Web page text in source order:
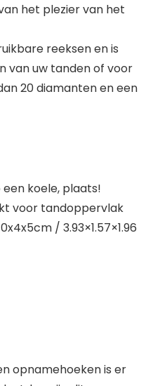
het plezier van het
reeksen en is
van uw tanden of voor
20 diamanten en een
koele, plaats!
voor tandoppervlak
/ 3.93×1.57×1.96
opnamehoeken is er